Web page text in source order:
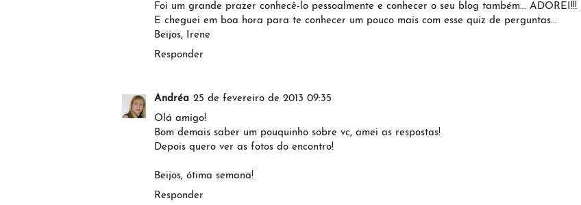
Foi um grande prazer conhecê-lo pessoalmente e conhecer o seu blog também... ADOREI!!!
E cheguei em boa hora para te conhecer um pouco mais com esse quiz de perguntas...
Beijos, Irene
Responder
Andréa 25 de fevereiro de 2013 09:35
Olá amigo!
Bom demais saber um pouquinho sobre vc, amei as respostas!
Depois quero ver as fotos do encontro!
Beijos, ótima semana!
Responder